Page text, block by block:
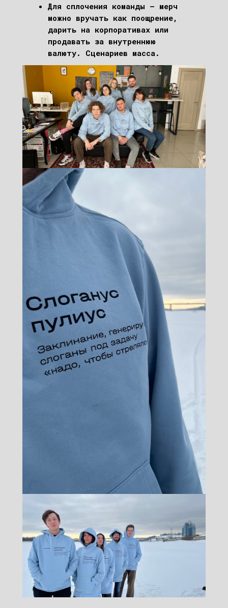
Для сплочения команды – мерч
можно вручать как поощрение,
дарить на корпоративах или
продавать за внутреннюю
валюту. Сценариев масса.